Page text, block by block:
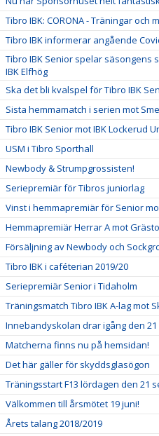
Tibro IBK: CORONA - Träningar och
Tibro IBK informerar angående
Tibro IBK Senior spelar säsongens
IBK Elfhög
Ska det bli kvalspel för Tibro IBK
Sista hemmamatch i serien mot
Tibro IBK Senior mot IBK Lockerud
USM i Tibro Sporthall
Newbody & Strumpgrossisten!
Seriepremiär för Tibros juniorlag
Vinst i hemmapremiär för Senior
Hemmapremiär Herrar A mot
Försäljning av Newbody och
Tibro IBK i caféterian 2019/20
Seriepremiär Senior i Tidaholm
Träningsmatch Tibro IBK A-lag mot
Innebandyskolan drar igång den
Matcherna finns nu på hemsidan!
Det här gäller för skyddsglasögon
Träningsstart F13 lördagen den 21
Välkommen till årsmötet 19 juni!
Årets talang 2018/2019